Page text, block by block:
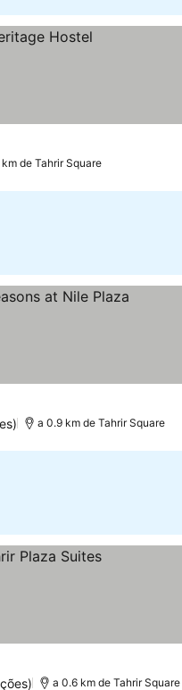
de Tahrir Square
a 0.9 km de Tahrir Square
a 0.6 km de Tahrir Square